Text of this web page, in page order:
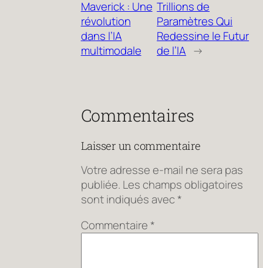
Maverick : Une
révolution
dans l’IA
multimodale
Trillions de
Paramètres Qui
Redessine le Futur
de l’IA →
Commentaires
Laisser un commentaire
Votre adresse e-mail ne sera pas
publiée. Les champs obligatoires
sont indiqués avec *
Commentaire *